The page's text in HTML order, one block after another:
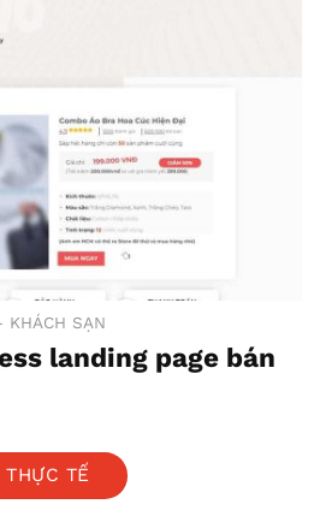
KHÁCH SẠN
landing page bán
THỰC TẾ